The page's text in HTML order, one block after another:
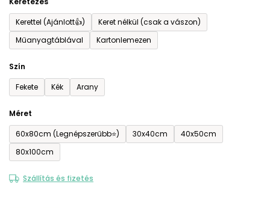
Kerettel (Ajánlott👍)
Keret nélkül (csak a vászon)
Műanyagtáblával
Kartonlemezen
Szín
Fekete
Kék Arany
Méret
60x80cm (Legnépszerűbb⭐)
30x40cm
40x50cm
80x100cm
Szállítás és fizetés